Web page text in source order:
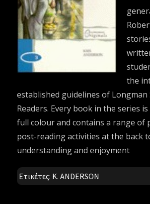
the
established guidelines of
Readers. Every book in the series
full colour and contains a range of
post-reading activities at the back
understanding and enjoyment
Ετικέτες: K. ANDERSON